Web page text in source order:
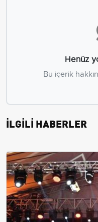
Henüz
Bu içerik
İLGİLİ HABERLER